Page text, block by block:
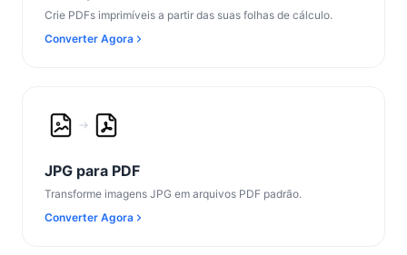
Crie PDFs imprimíveis a partir das suas folhas de cálculo.
Converter Agora
JPG para PDF
Transforme imagens JPG em arquivos PDF padrão.
Converter Agora